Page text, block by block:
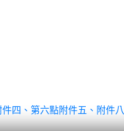
四、第六點附件五、附件